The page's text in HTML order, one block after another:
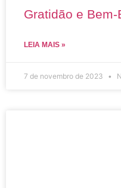
Gratidão e
LEIA MAIS »
7 de novembro de 2023